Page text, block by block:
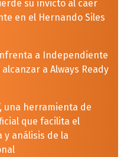
su invicto al caer
en el Hernando Siles
a Independiente
a Always Ready
una herramienta de
que facilita el
y análisis de la